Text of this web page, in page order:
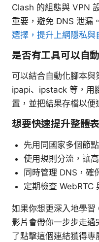
Clash 的組態與 VPN
重要，避免 DNS 泄漏。
選擇，提升上網隱私與
是否有工具可以自
可以結合自動化腳本與
ipapi、ipstack 等，用
置，並把結果存檔以便
想要快速提升整體
先用同國家多個節
使用規則分流，讓
同時管理 DNS，確
定期檢查 WebRTC
如果你想更深入地學
影片會帶你一步步走
了點擊這個連結獲得